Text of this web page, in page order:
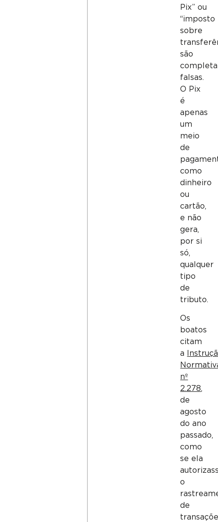
Pix” ou
“imposto
sobre
são
falsas.
O Pix
é
apenas
um
meio
de
como
dinheiro
ou
cartão,
e não
gera,
por si
só,
qualquer
tipo
de
tributo.
Os
boatos
citam
a
nº
2.278,
de
agosto
do ano
passado,
como
se ela
o
de